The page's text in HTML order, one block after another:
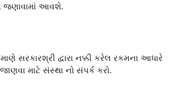
જણાવામાં આવશે.
સરકારશ્રી દ્વારા નક્કી કરેલ રકમના આધારે
માટે સંસ્થા નો સંપર્ક કરો.